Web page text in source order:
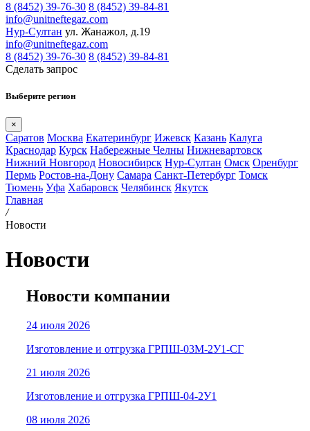
8 (8452) 39-76-30 8 (8452) 39-84-81
info@unitneftegaz.com
Нур-Султан ул. Жанажол, д.19
info@unitneftegaz.com
8 (8452) 39-76-30 8 (8452) 39-84-81
Сделать запрос
Выберите регион
×
Саратов Москва Екатеринбург Ижевск Казань Калуга
Краснодар Курск Набережные Челны Нижневартовск
Нижний Новгород Новосибирск Нур-Султан Омск Оренбург
Пермь Ростов-на-Дону Самара Санкт-Петербург Томск
Тюмень Уфа Хабаровск Челябинск Якутск
Главная
/
Новости
Новости
Новости компании
24 июля 2026
Изготовление и отгрузка ГРПШ-03М-2У1-СГ
21 июля 2026
Изготовление и отгрузка ГРПШ-04-2У1
08 июля 2026